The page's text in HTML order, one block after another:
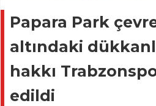
Papara Park
altındaki
hakkı
edildi